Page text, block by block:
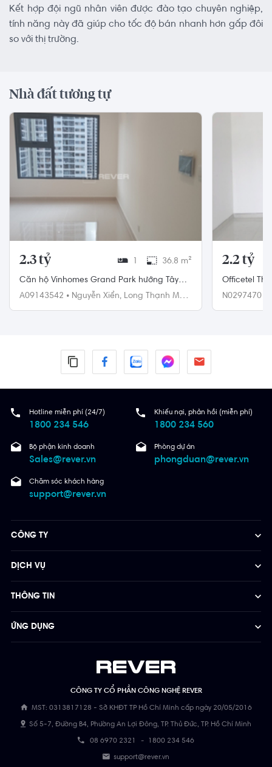
Kết hợp đội ngũ nhân viên được đào tạo chuyên nghiệp,
tính năng này đã giúp cho tốc độ bán nhanh hơn gấp đôi
so với thị trường.
Nhà đất tương tự
2.3 tỷ 1 36.8 m²
Căn hộ Vinhomes Grand Park hướng Tây
Nam, diện tích 36.8m²
A09143542 • Nguyễn Xiển, Long Thạnh Mỹ,
2.2 tỷ
Officetel
thất cơ bản.
N0297470•
Hotline miễn phí (24/7)
1800 234 546
Khiếu nại, phản hồi (miễn phí)
1800 234 560
Bộ phận kinh doanh
Sales@rever.vn
Phòng dự án
phongduan@rever.vn
Chăm sóc khách hàng
support@rever.vn
CÔNG TY CỔ PHẦN CÔNG NGHỆ REVER
MST: 0313817128 - Sở KHĐT TP Hồ Chí Minh cấp ngày 20/05/2016
Số 5-7, Đường B4, Phường An Lợi Đông, TP. Thủ Đức, TP. Hồ Chí Minh
08 6970 2321 - 1800 234 546
support@rever.vn
CÔNG TY
DỊCH VỤ
THÔNG TIN
ỨNG DỤNG